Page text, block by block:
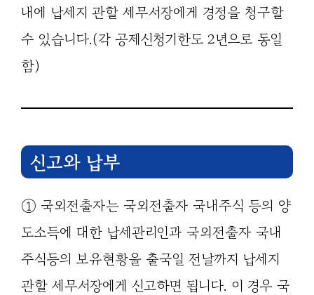
내에 납세지 관할 세무서장에게 경정을 청구할
수 있습니다.(각 공제신청기한도 2년으로 동일
함)
신고와 납부
① 국외전출자는 국외전출자 국내주식 등의 양
도소득에 대한 납세관리인과 국외전출자 국내
주식등의 보유현황을 출국일 전날까지 납세지
관할 세무서장에게 신고하면 됩니다. 이 경우 국